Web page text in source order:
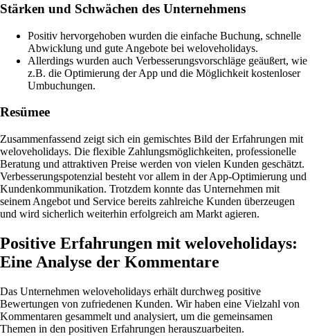
Stärken und Schwächen des Unternehmens
Positiv hervorgehoben wurden die einfache Buchung, schnelle
Abwicklung und gute Angebote bei weloveholidays.
Allerdings wurden auch Verbesserungsvorschläge geäußert, wie
z.B. die Optimierung der App und die Möglichkeit kostenloser
Umbuchungen.
Resümee
Zusammenfassend zeigt sich ein gemischtes Bild der Erfahrungen mit
weloveholidays. Die flexible Zahlungsmöglichkeiten, professionelle
Beratung und attraktiven Preise werden von vielen Kunden geschätzt.
Verbesserungspotenzial besteht vor allem in der App-Optimierung und
Kundenkommunikation. Trotzdem konnte das Unternehmen mit
seinem Angebot und Service bereits zahlreiche Kunden überzeugen
und wird sicherlich weiterhin erfolgreich am Markt agieren.
Positive Erfahrungen mit weloveholidays:
Eine Analyse der Kommentare
Das Unternehmen weloveholidays erhält durchweg positive
Bewertungen von zufriedenen Kunden. Wir haben eine Vielzahl von
Kommentaren gesammelt und analysiert, um die gemeinsamen
Themen in den positiven Erfahrungen herauszuarbeiten.